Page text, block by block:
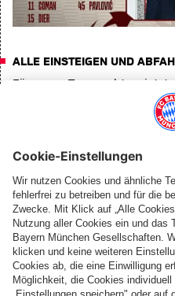
ALLE EINSTEIGEN UND
Für unser Team geht es
dann weiter nach Glasgow.